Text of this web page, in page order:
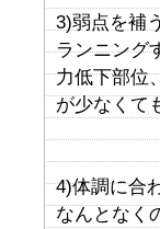
3)弱点を補
ランニング
力低下部位
が少なくて
4)体調に合
なんとなく